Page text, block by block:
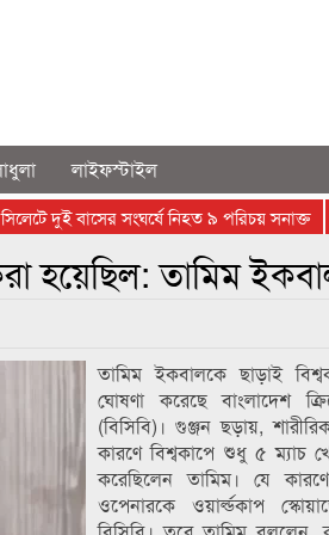
লাইফস্টাইল
দুই বাসের সংঘর্ষে নিহত ৯ পরিচয় সনাক্ত
হয়েছিল: তামিম
তামিম ইকবালকে ছাড়াই
ঘোষণা করেছে বাংলাদেশ
(বিসিবি)। গুঞ্জন ছড়ায়,
কারণে বিশ্বকাপে শুধু ৫ ম্যাচ
করেছিলেন তামিম। যে
ওপেনারকে ওয়ার্ল্ডকাপ